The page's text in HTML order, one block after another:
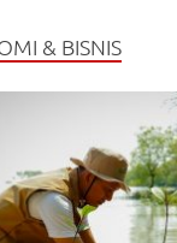
& BISNIS